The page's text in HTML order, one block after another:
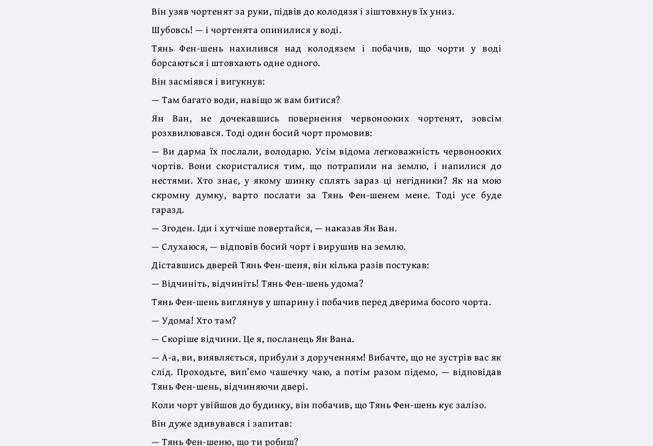
Він узяв чортенят за руки, підвів до колодязя і зіштовхнув їх униз.
Шубовсь! — і чортенята опинилися у воді.
Тянь Фен-шень нахилився над колодязем і побачив, що чорти у воді
борсаються і штовхають одне одного.
Він засміявся і вигукнув:
— Там багато води, навіщо ж вам битися?
Ян Ван, не дочекавшись повернення червонооких чортенят, зовсім
розхвилювався. Тоді один босий чорт промовив:
— Ви дарма їх послали, володарю. Усім відома легковажність червонооких
чортів. Вони скористалися тим, що потрапили на землю, і напилися до
нестями. Хто знає, у якому шинку сплять зараз ці негідники? Як на мою
скромну думку, варто послати за Тянь Фен-шенем мене. Тоді усе буде
гаразд.
— Згоден. Іди і хутчіше повертайся, — наказав Ян Ван.
— Слухаюся, — відповів босий чорт і вирушив на землю.
Діставшись дверей Тянь Фен-шеня, він кілька разів постукав:
— Відчиніть, відчиніть! Тянь Фен-шень удома?
Тянь Фен-шень виглянув у шпарину і побачив перед дверима босого чорта.
— Удома! Хто там?
— Скоріше відчини. Це я, посланець Ян Вана.
— А-а, ви, виявляється, прибули з дорученням! Вибачте, що не зустрів вас як
слід. Проходьте, вип’ємо чашечку чаю, а потім разом підемо, — відповідав
Тянь Фен-шень, відчиняючи двері.
Коли чорт увійшов до будинку, він побачив, що Тянь Фен-шень кує залізо.
Він дуже здивувався і запитав:
— Тянь Фен-шеню, що ти робиш?